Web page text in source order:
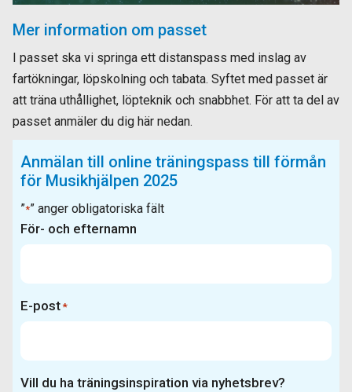
Mer information om passet
I passet ska vi springa ett distanspass med inslag av
fartökningar, löpskolning och tabata. Syftet med passet är
att träna uthållighet, löpteknik och snabbhet. För att ta del av
passet anmäler du dig här nedan.
Anmälan till online träningspass till förmån
för Musikhjälpen 2025
”*” anger obligatoriska fält
För- och efternamn
E-post *
Vill du ha träningsinspiration via nyhetsbrev?